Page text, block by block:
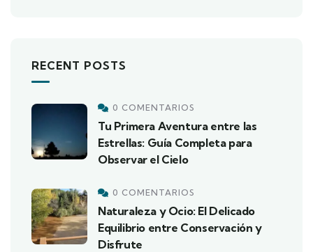
RECENT POSTS
0 COMENTARIOS
Tu Primera Aventura entre las
Estrellas: Guía Completa para
Observar el Cielo
0 COMENTARIOS
Naturaleza y Ocio: El Delicado
Equilibrio entre Conservación y
Disfrute